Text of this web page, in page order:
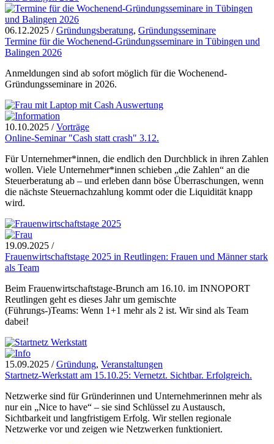
06.12.2025 /Gründungsberatung, Gründungsseminare
Termine für die Wochenend-Gründungsseminare in Tübingen und
Balingen 2026
Anmeldungen sind ab sofort möglich für die Wochenend-
Gründungsseminare in 2026.
10.10.2025 /Vorträge
Online-Seminar "Cash statt crash" 3.12.
Für Unternehmer*innen, die endlich den Durchblick in ihren Zahlen
wollen. Viele Unternehmer*innen schieben „die Zahlen“ an die
Steuerberatung ab – und erleben dann böse Überraschungen, wenn
die nächste Steuernachzahlung kommt oder die Liquidität knapp
wird.
19.09.2025 /
Frauenwirtschaftstage 2025 in Reutlingen: Frauen und Männer stark
als Team
Beim Frauenwirtschaftstage-Brunch am 16.10. im INNOPORT
Reutlingen geht es dieses Jahr um gemischte
(Führungs-)Teams: Wenn 1+1 mehr als 2 ist. Wir sind als Team
dabei!
15.09.2025 /Gründung, Veranstaltungen
Startnetz-Werkstatt am 15.10.25: Vernetzt. Sichtbar. Erfolgreich.
Netzwerke sind für Gründerinnen und Unternehmerinnen mehr als
nur ein „Nice to have“ – sie sind Schlüssel zu Austausch,
Sichtbarkeit und langfristigem Erfolg. Wir stellen regionale
Netzwerke vor und zeigen wie Netzwerken funktioniert.